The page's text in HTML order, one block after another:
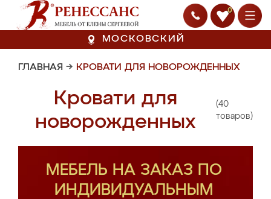
0
МОСКОВСКИЙ
ГЛАВНАЯ → КРОВАТИ ДЛЯ НОВОРОЖДЕННЫХ
Кровати для
новорожденных
(40
товаров)
МЕБЕЛЬ НА ЗАКАЗ ПО
ИНДИВИДУАЛЬНЫМ